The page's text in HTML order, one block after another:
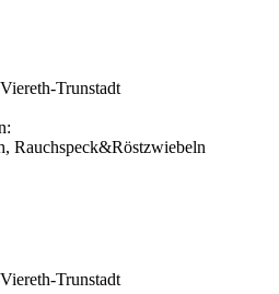
Trunstadt
Rauchspeck&Röstzwiebeln
Trunstadt